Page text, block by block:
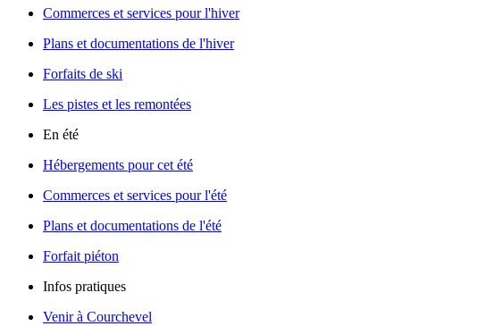
Commerces et services pour l'hiver
Plans et documentations de l'hiver
Forfaits de ski
Les pistes et les remontées
En été
Hébergements pour cet été
Commerces et services pour l'été
Plans et documentations de l'été
Forfait piéton
Infos pratiques
Venir à Courchevel